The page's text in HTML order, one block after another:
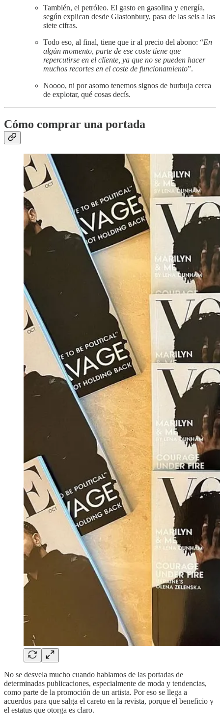
También, el petróleo. El gasto en gasolina y energía,
según explican desde Glastonbury, pasa de las seis a las
siete cifras.
Todo eso, al final, tiene que ir al precio del abono: “En
algún momento, parte de ese coste tiene que
repercutirse en el cliente, ya que no se pueden hacer
muchos recortes en el coste de funcionamiento”.
Noooo, ni por asomo tenemos signos de burbuja cerca
de explotar, qué cosas decís.
Cómo comprar una portada
No se desvela mucho cuando hablamos de las portadas de
determinadas publicaciones, especialmente de moda y tendencias,
como parte de la promoción de un artista. Por eso se llega a
acuerdos para que salga el careto en la revista, porque el beneficio y
el estatus que otorga es claro.